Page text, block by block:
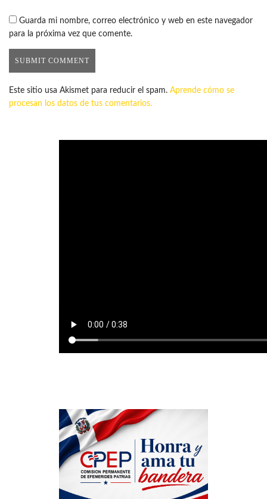
Guarda mi nombre, correo electrónico y web en este navegador
para la próxima vez que comente.
Este sitio usa Akismet para reducir el spam. Aprende cómo se
procesan los datos de tus comentarios.